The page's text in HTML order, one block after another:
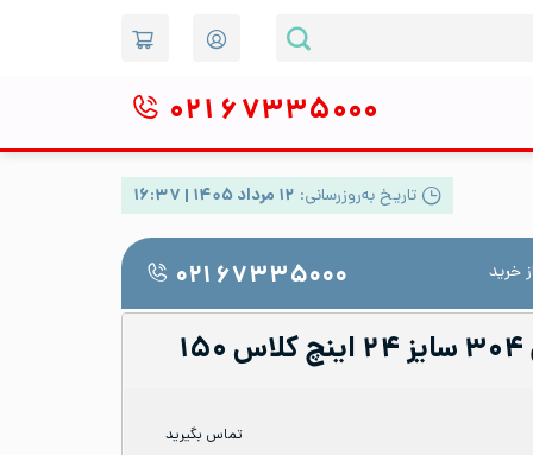
۰۲۱ ۶۷۳۳۵۰۰۰
تاریخ به‌روزرسانی: ۱۲ مرداد ۱۴۰۵ | ۱۶:۳۷
خرید ۰۲۱ ۶۷۳۳۵۰۰۰
تماس بگیرید